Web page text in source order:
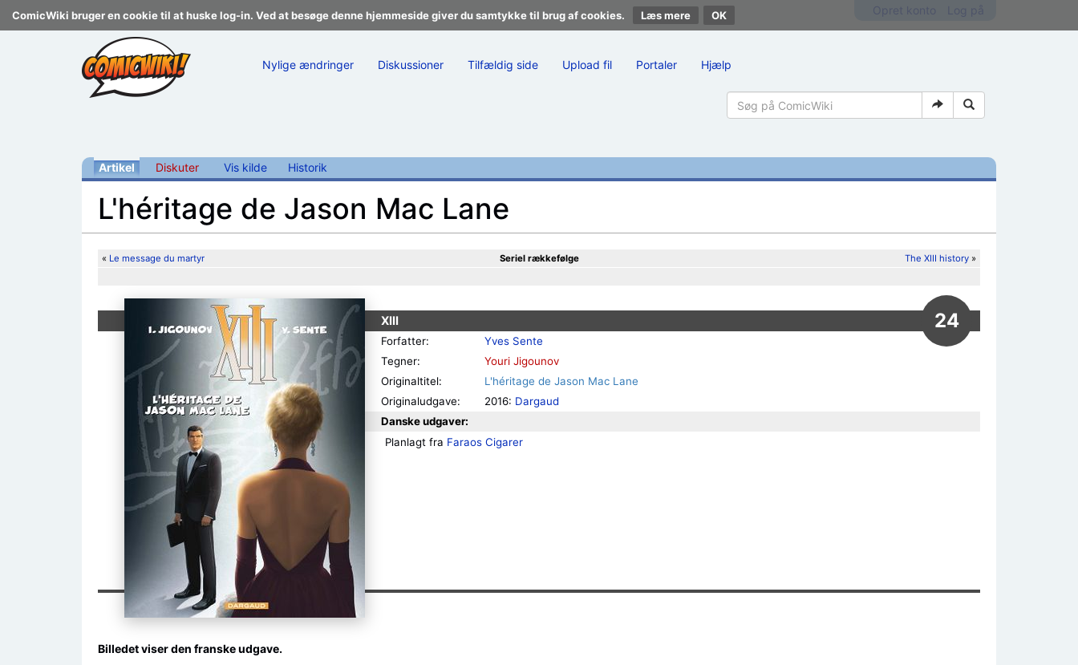
ComicWiki bruger en cookie til at huske log-in. Ved at besøge denne hjemmeside giver du samtykke til brug af cookies. Læs mere
Nylige ændringer Diskussioner Tilfældig side Upload fil Portaler Hjælp
Artikel Diskuter Vis kilde Historik
L'héritage de Jason Mac Lane
« Le message du martyr Seriel rækkefølge The XIII history »
XIII 24
Forfatter:
Yves Sente
Tegner:
Youri Jigounov
Originaltitel:
L'héritage de Jason Mac Lane
Originaludgave:
2016: Dargaud
Danske udgaver:
Planlagt fra Faraos Cigarer
Billedet viser den franske udgave.